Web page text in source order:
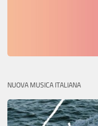
NUOVA MUSICA ITALIANA